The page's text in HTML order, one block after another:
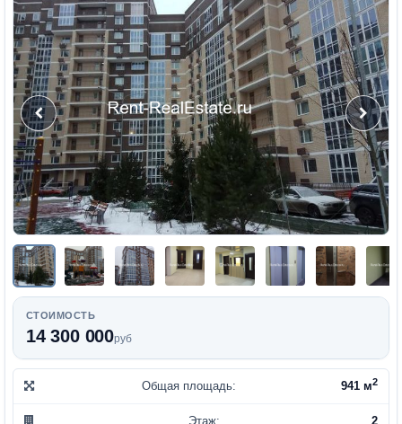
СТОИМОСТЬ
14 300 000руб
Общая площадь: 941 м2
Этаж: 2